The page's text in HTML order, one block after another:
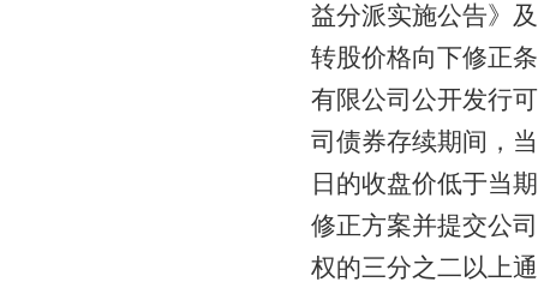
益分派实施公告》
转股价格向下修正
有限公司公开发行
司债券存续期间，
日的收盘价低于当
修正方案并提交公
权的三分之二以上